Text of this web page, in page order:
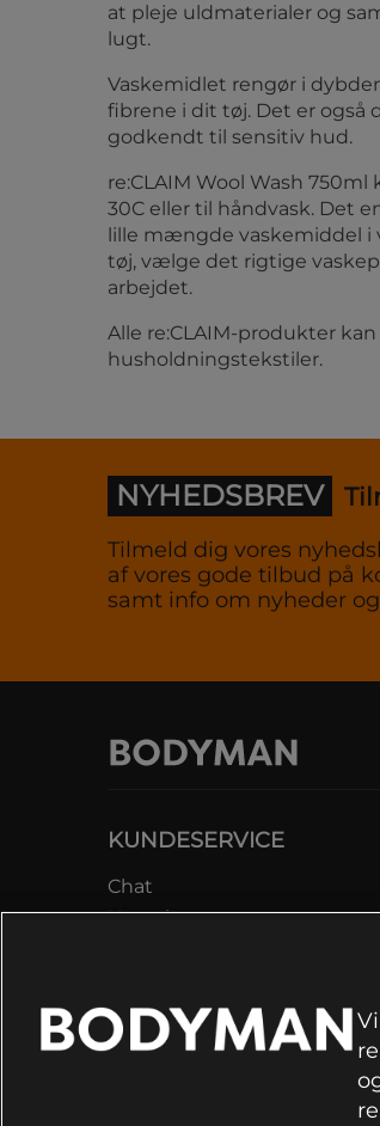
at pleje uldmaterialer og
lugt.
Vaskemidlet rengør i
fibrene i dit tøj. Det er også
godkendt til sensitiv hud.
re:CLAIM Wool Wash
30C eller til håndvask. Det
lille mængde vaskemiddel i
tøj, vælge det rigtige
arbejdet.
Alle re:CLAIM-produkter
husholdningstekstiler.
NYHEDSBREV
Tilmeld dig vores
af vores gode tilbud på
samt info om nyheder
KUNDESERVICE
Chat
Kontakt
Reklamer
FAQ